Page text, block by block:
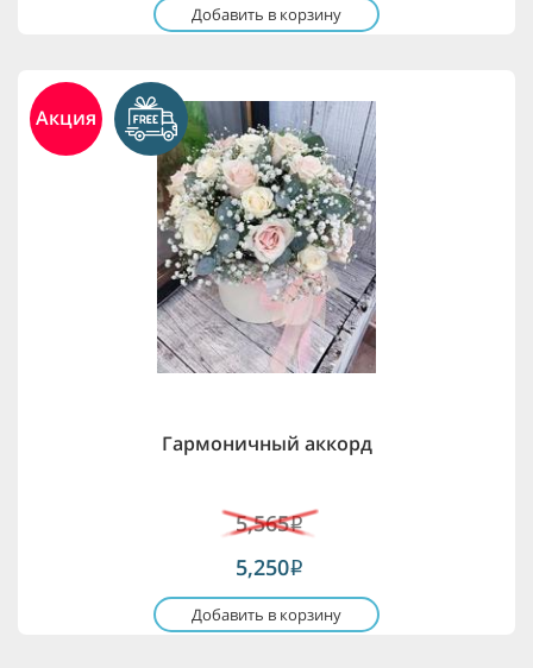
Добавить в корзину
Акция
Гармоничный аккорд
5,565i
5,250i
Добавить в корзину